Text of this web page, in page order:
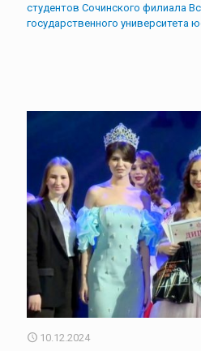
студентов Сочинского филиала
государственного университета
10.12.2024